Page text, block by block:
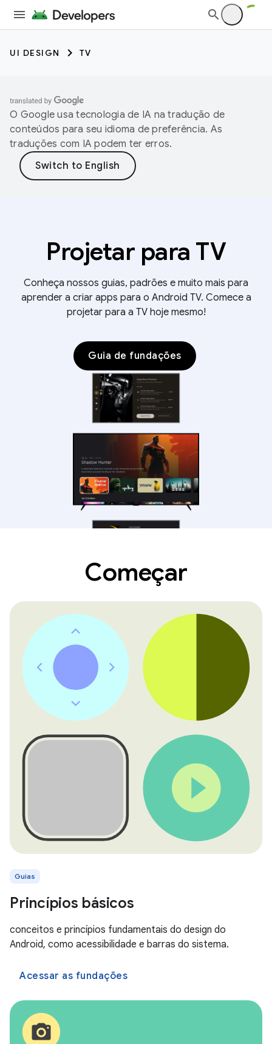
UI DESIGN TV
O Google usa tecnologia de IA na tradução de
conteúdos para seu idioma de preferência. As
traduções com IA podem ter erros.
Projetar para TV
Conheça nossos guias, padrões e muito mais para
aprender a criar apps para o Android TV. Comece a
projetar para a TV hoje mesmo!
Guia de fundações
Começar
Guias
Princípios básicos
conceitos e princípios fundamentais do design do
Android, como acessibilidade e barras do sistema.
Acessar as fundações